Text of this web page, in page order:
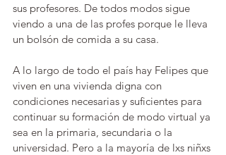
sus profesores. De todos modos sigue
viendo a una de las profes porque le lleva
un bolsón de comida a su casa.
A lo largo de todo el país hay Felipes que
viven en una vivienda digna con
condiciones necesarias y suficientes para
continuar su formación de modo virtual ya
sea en la primaria, secundaria o la
universidad. Pero a la mayoría de lxs niñxs